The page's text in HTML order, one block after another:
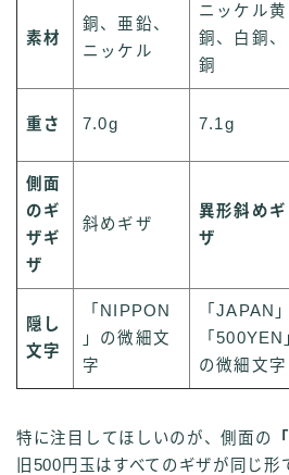
素材
銅、亜鉛、
ニッケル
ニッケル黄
銅、白銅、
銅
重さ 7.0g 7.1g
側面
のギ
ザギ
ザ
斜めギザ
異形斜めギ
ザ
隠し
文字
「NIPPON
」の微細文
字
「JAPAN」
「500YEN
の微細文字
特に注目してほしいのが、側面の
旧500円玉はすべてのギザが同じ